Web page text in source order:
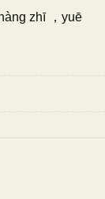
zhī ，yuē